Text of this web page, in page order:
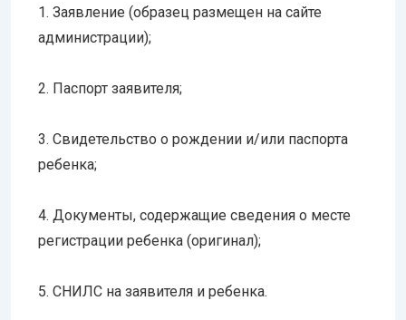
1. Заявление (образец размещен на сайте
администрации);
2. Паспорт заявителя;
3. Свидетельство о рождении и/или паспорта
ребенка;
4. Документы, содержащие сведения о месте
регистрации ребенка (оригинал);
5. СНИЛС на заявителя и ребенка.